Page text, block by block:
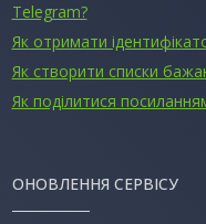
Telegram?
Як отримати
Як створити списки
Як поділитися
ОНОВЛЕННЯ СЕРВІСУ